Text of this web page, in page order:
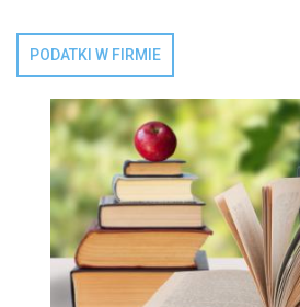
PODATKI W FIRMIE